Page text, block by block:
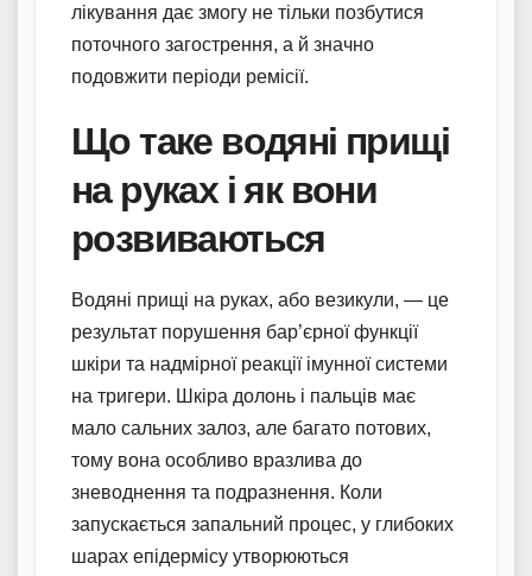
лікування дає змогу не тільки позбутися
поточного загострення, а й значно
подовжити періоди ремісії.
Що таке водяні прищі
на руках і як вони
розвиваються
Водяні прищі на руках, або везикули, — це
результат порушення бар’єрної функції
шкіри та надмірної реакції імунної системи
на тригери. Шкіра долонь і пальців має
мало сальних залоз, але багато потових,
тому вона особливо вразлива до
зневоднення та подразнення. Коли
запускається запальний процес, у глибоких
шарах епідермісу утворюються